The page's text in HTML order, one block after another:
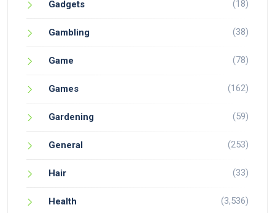
Gadgets (18)
Gambling (38)
Game (78)
Games (162)
Gardening (59)
General (253)
Hair (33)
Health (3,536)